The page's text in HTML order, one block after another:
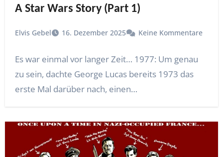
A Star Wars Story (Part 1)
Elvis Gebel 16. Dezember 2025 Keine Kommentare
Es war einmal vor langer Zeit… 1977: Um genau
zu sein, dachte George Lucas bereits 1973 das
erste Mal darüber nach, einen…